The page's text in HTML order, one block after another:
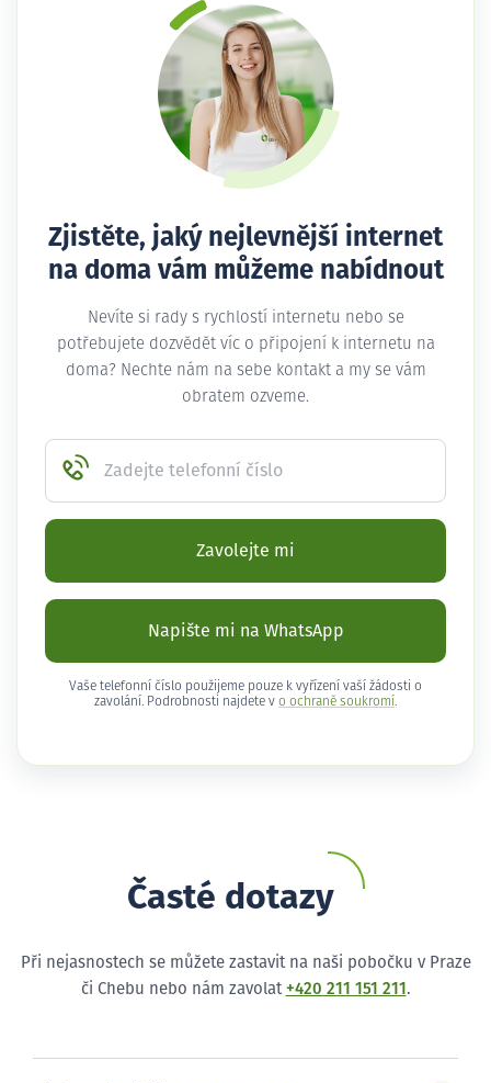
Zjistěte, jaký nejlevnější internet
na doma vám můžeme nabídnout
Nevíte si rady s rychlostí internetu nebo se
potřebujete dozvědět víc o připojení k internetu na
doma? Nechte nám na sebe kontakt a my se vám
obratem ozveme.
Zadejte telefonní číslo
Zavolejte mi
Napište mi na WhatsApp
Vaše telefonní číslo použijeme pouze k vyřízení vaší žádosti o
zavolání. Podrobnosti najdete v o ochraně soukromí .
Časté dotazy
Při nejasnostech se můžete zastavit na naši pobočku v Praze
či Chebu nebo nám zavolat +420 211 151 211 .